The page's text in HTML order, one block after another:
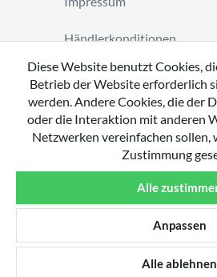
Händlerkonditionen
Vertrag widerrufen
Copyright 2026 by tavato GmbH
Diese Website benutzt Cookies,
Betrieb der Website erforderlich
werden. Andere Cookies, die der
oder die Interaktion mit anderen
Netzwerken vereinfachen
Zustimmung